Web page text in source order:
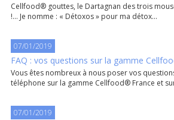
Cellfood® gouttes, le Dartagnan des trois
!... Je nomme : « Détoxos » pour ma détox...
07/01/2019
FAQ : vos questions sur la gamme
Vous êtes nombreux à nous poser vos
téléphone sur la gamme Cellfood® France et
07/01/2019